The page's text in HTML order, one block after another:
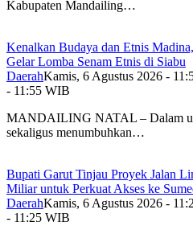
Kabupaten Mandailing…
Kenalkan Budaya dan Etnis
Gelar Lomba Senam Etnis di Siabu
DaerahKamis, 6 Agustus 2026 -
- 11:55 WIB
MANDAILING NATAL – Dalam
sekaligus menumbuhkan…
Bupati Garut Tinjau Proyek Jalan
Miliar untuk Perkuat Akses ke
DaerahKamis, 6 Agustus 2026 -
- 11:25 WIB